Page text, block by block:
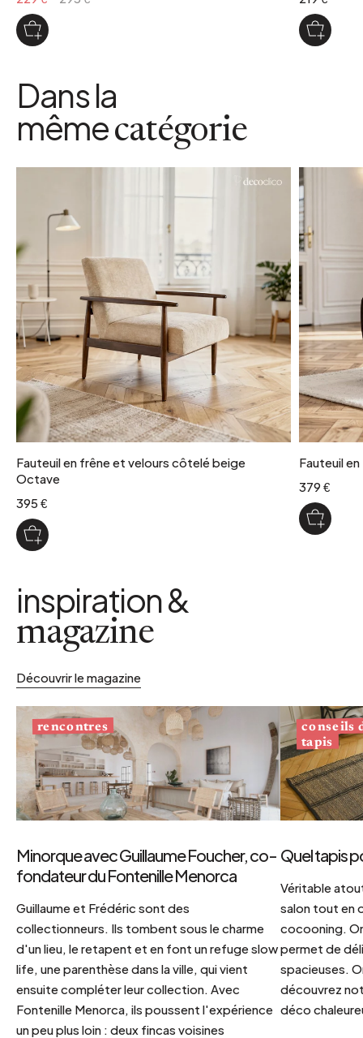
Dans la
mêmecatégorie
Fauteuil en frêne et velours côtelé beige
Octave
395 €
Fauteuil
379 €
inspiration &
magazine
Découvrir le magazine
rencontres
Minorque avec Guillaume Foucher, co-
fondateur du Fontenille Menorca
Guillaume et Frédéric sont des
collectionneurs. Ils tombent sous le charme
d'un lieu, le retapent et en font un refuge slow
life, une parenthèse dans la ville, qui vient
ensuite compléter leur collection. Avec
Fontenille Menorca, ils poussent l'expérience
un peu plus loin : deux fincas voisines
conseils
tapis
Quel tapis
Véritable
salon tout en
cocooning.
permet de
spacieuses.
découvrez
déco